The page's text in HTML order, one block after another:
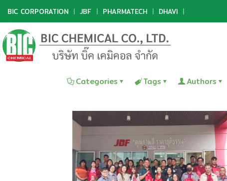
BIC CORPORATION | JBF | PHARMATECH | DHAVI |
Categories Tags Authors